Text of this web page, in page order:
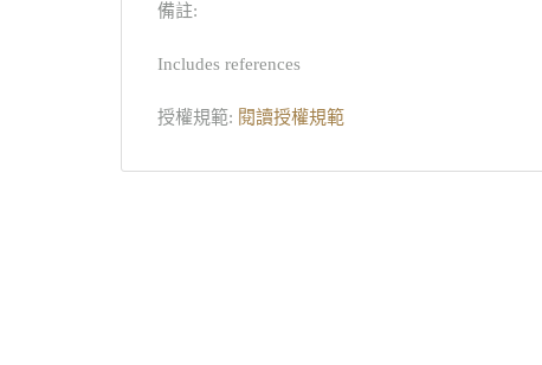
備註:
Includes references
授權規範: 閱讀授權規範